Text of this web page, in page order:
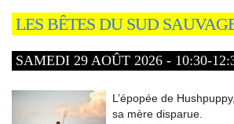
LES BÊTES DU SUD
SAMEDI 29 AOÛT 2026 - 10:30-
L’épopée de
sa mère disparue.